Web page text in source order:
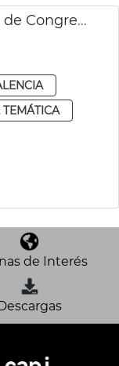
Impacto económico Palacio de Congresos de València
de Interés